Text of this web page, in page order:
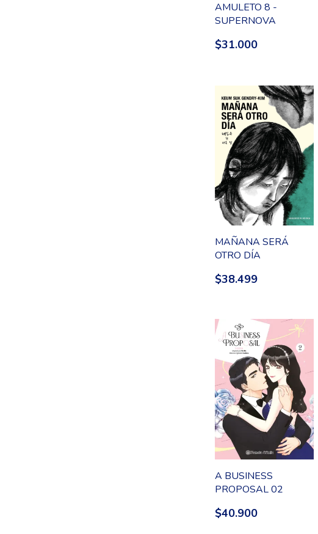
AMULETO 8 -
SUPERNOVA
$31.000
MAÑANA SERÁ
OTRO DÍA
$38.499
A BUSINESS
PROPOSAL 02
$40.900